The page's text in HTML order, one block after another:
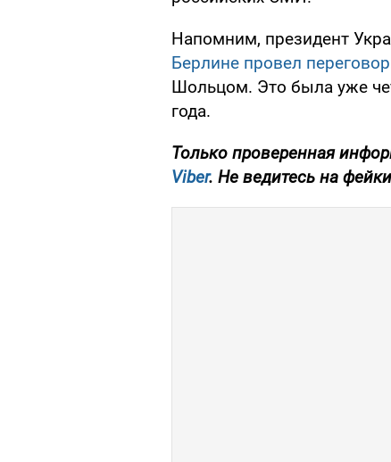
Напомним, президент
Берлине провел
Шольцом. Это была уже
года.
Только проверенная
Viber. Не ведитесь на